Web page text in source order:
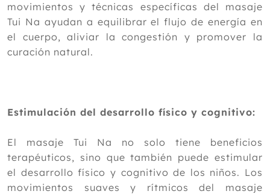
movimientos y técnicas específicas del masaje
Tui Na ayudan a equilibrar el flujo de energía en
el cuerpo, aliviar la congestión y promover la
curación natural.
Estimulación del desarrollo físico y cognitivo:
El masaje Tui Na no solo tiene beneficios
terapéuticos, sino que también puede estimular
el desarrollo físico y cognitivo de los niños. Los
movimientos suaves y rítmicos del masaje